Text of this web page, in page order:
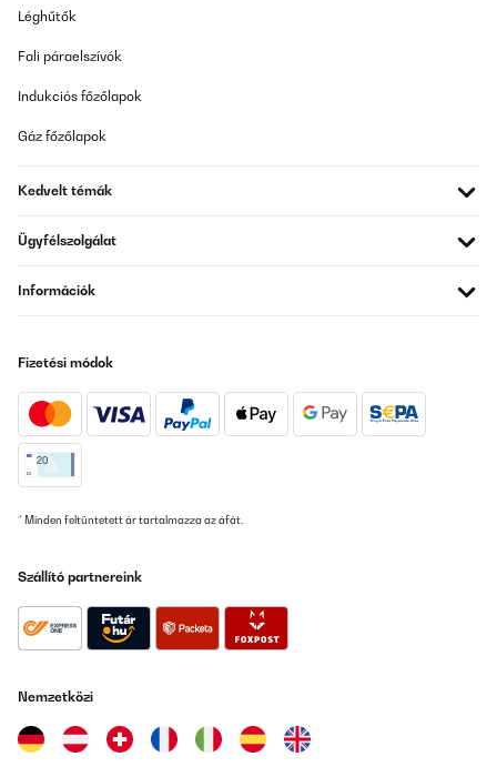
specifications list 48W. I cannot order, because I’m unsure,
Amazon user
Léghűtők
Fali páraelszívók
Indukciós főzőlapok
Gáz főzőlapok
Kedvelt témák
Ügyfélszolgálat
Információk
Fizetési módok
* Minden feltüntetett ár tartalmazza az áfát.
Szállító partnereink
Nemzetközi